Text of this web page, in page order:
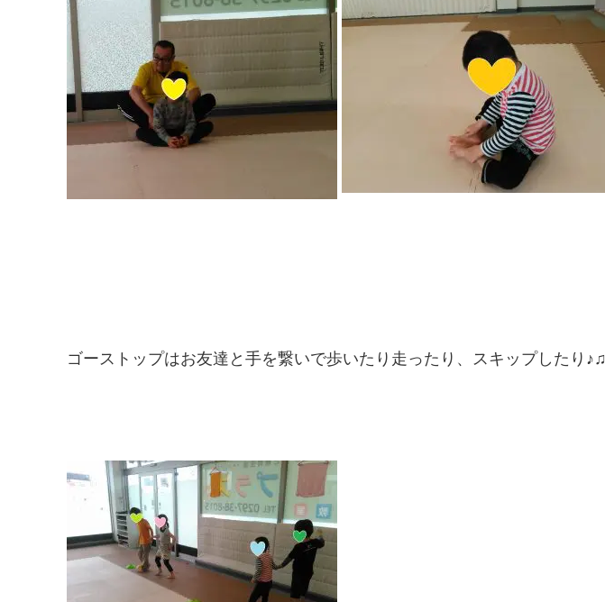
ゴーストップはお友達と手を繋いで歩いたり走ったり、スキップしたり♪♫